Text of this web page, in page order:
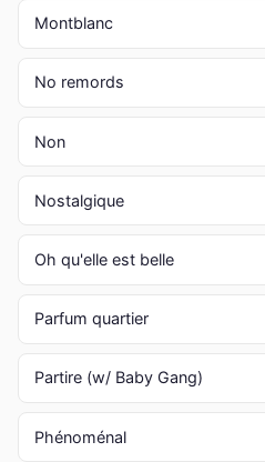
Montblanc
No remords
Non
Nostalgique
Oh qu'elle est belle
Parfum quartier
Partire (w/ Baby Gang)
Phénoménal